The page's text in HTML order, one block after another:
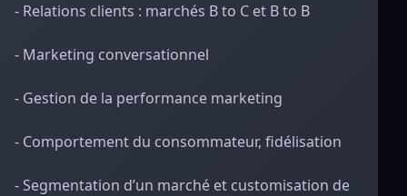
- Relations clients : marchés B to C et B to B
- Marketing conversationnel
- Gestion de la performance marketing
- Comportement du consommateur, fidélisation
- Segmentation d’un marché et customisation de